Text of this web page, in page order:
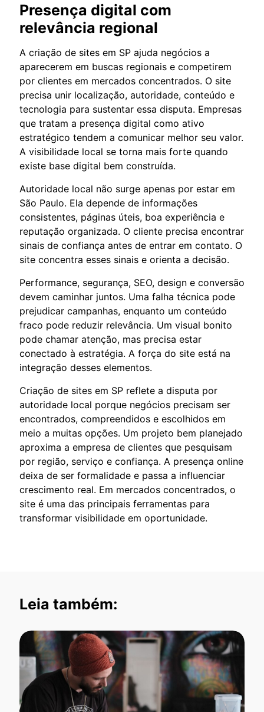
Presença digital com
relevância regional
A criação de sites em SP ajuda negócios a
aparecerem em buscas regionais e competirem
por clientes em mercados concentrados. O site
precisa unir localização, autoridade, conteúdo e
tecnologia para sustentar essa disputa. Empresas
que tratam a presença digital como ativo
estratégico tendem a comunicar melhor seu valor.
A visibilidade local se torna mais forte quando
existe base digital bem construída.
Autoridade local não surge apenas por estar em
São Paulo. Ela depende de informações
consistentes, páginas úteis, boa experiência e
reputação organizada. O cliente precisa encontrar
sinais de confiança antes de entrar em contato. O
site concentra esses sinais e orienta a decisão.
Performance, segurança, SEO, design e conversão
devem caminhar juntos. Uma falha técnica pode
prejudicar campanhas, enquanto um conteúdo
fraco pode reduzir relevância. Um visual bonito
pode chamar atenção, mas precisa estar
conectado à estratégia. A força do site está na
integração desses elementos.
Criação de sites em SP reflete a disputa por
autoridade local porque negócios precisam ser
encontrados, compreendidos e escolhidos em
meio a muitas opções. Um projeto bem planejado
aproxima a empresa de clientes que pesquisam
por região, serviço e confiança. A presença online
deixa de ser formalidade e passa a influenciar
crescimento real. Em mercados concentrados, o
site é uma das principais ferramentas para
transformar visibilidade em oportunidade.
Leia também: